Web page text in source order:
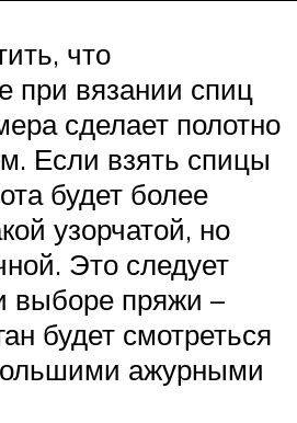
что
при вязании спиц
сделает полотно
Если взять спицы
будет более
узорчатой, но
Это следует
выборе пряжи –
будет смотреться
ажурными